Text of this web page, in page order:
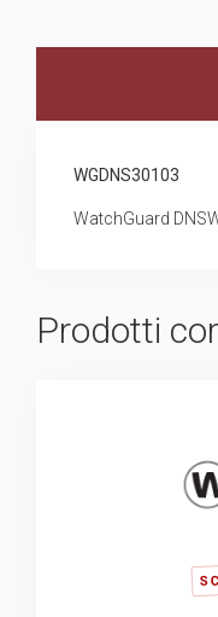
WGDNS30103
WatchGuard
Prodotti